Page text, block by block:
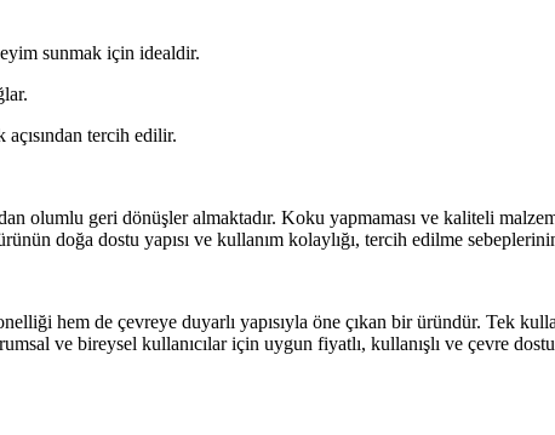
sunmak için idealdir.
tercih edilir.
olumlu geri dönüşler almaktadır. Koku yapmaması ve kaliteli
doğa dostu yapısı ve kullanım kolaylığı, tercih edilme
hem de çevreye duyarlı yapısıyla öne çıkan bir üründür. Tek
ve bireysel kullanıcılar için uygun fiyatlı, kullanışlı ve çevre